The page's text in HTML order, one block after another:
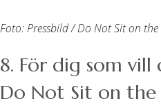
Foto: Pressbild / Do Not Sit on
8. För dig som vill
Do Not Sit on